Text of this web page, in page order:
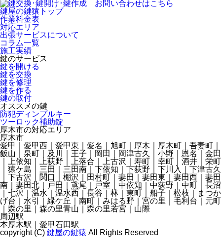
鍵屋の鍵猿トップ
作業料金表
対応エリア
出張サービスについて
コラム一覧
施工実績
鍵のサービス
鍵を開ける
鍵を交換
鍵を修理
鍵を作る
鍵の取付
オススメの鍵
防犯ディンプルキー
ツーロック補助錠
厚木市の対応エリア
厚木市
愛甲｜愛甲西｜愛甲東｜愛名｜旭町｜厚木｜厚木町｜吾妻町｜
飯山｜泉町｜及川｜王子｜岡田｜岡津古久｜小野｜恩名｜金田
｜上依知｜上荻野｜上落合｜上古沢｜寿町｜幸町｜酒井｜栄町
｜猿ケ島｜三田｜三田南｜下依知｜下荻野｜下川入｜下津古久
｜下古沢｜関口｜棚沢｜田村町｜妻田｜妻田東｜妻田西｜妻田
南｜妻田北｜戸田｜鳶尾｜戸室｜中依知｜中荻野｜中町｜長沼
｜七沢｜温水｜温水西｜長谷｜林｜東町｜船子｜松枝｜まつか
げ台｜水引｜緑ケ丘｜南町｜みはる野｜宮の里｜毛利台｜元町
｜森の里｜森の里青山｜森の里若宮｜山際
周辺駅
本厚木駅｜愛甲石田駅
copyright (C) 鍵屋の鍵猿 All Rights Reserved